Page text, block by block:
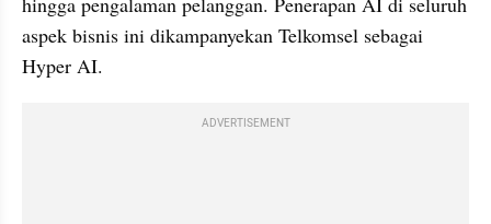
aspek bisnis ini dikampanyekan Telkomsel sebagai
Hyper AI.
ADVERTISEMENT